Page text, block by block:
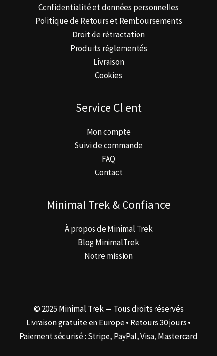
Confidentialité et données personnelles
Politique de Retours et Remboursements
Droit de rétractation
Produits réglementés
Livraison
Cookies
Service Client
Mon compte
Suivi de commande
FAQ
Contact
Minimal Trek & Confiance
À propos de Minimal Trek
Blog MinimalTrek
Notre mission
© 2025 Minimal Trek — Tous droits réservés
Livraison gratuite en Europe • Retours 30 jours •
Paiement sécurisé : Stripe, PayPal, Visa, Mastercard